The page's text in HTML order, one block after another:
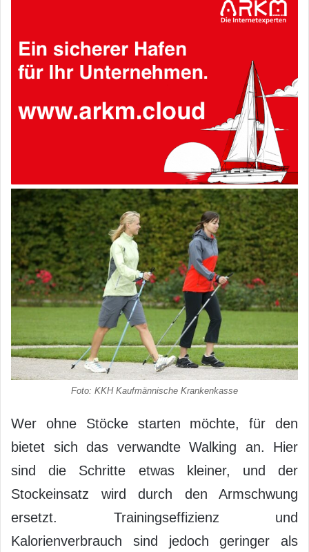
Foto: KKH Kaufmännische Krankenkasse
Wer ohne Stöcke starten möchte, für den
bietet sich das verwandte Walking an. Hier
sind die Schritte etwas kleiner, und der
Stockeinsatz wird durch den Armschwung
ersetzt. Trainingseffizienz und
Kalorienverbrauch sind jedoch geringer als